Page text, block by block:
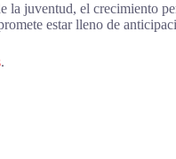
juventud, el crecimiento
estar lleno de
.